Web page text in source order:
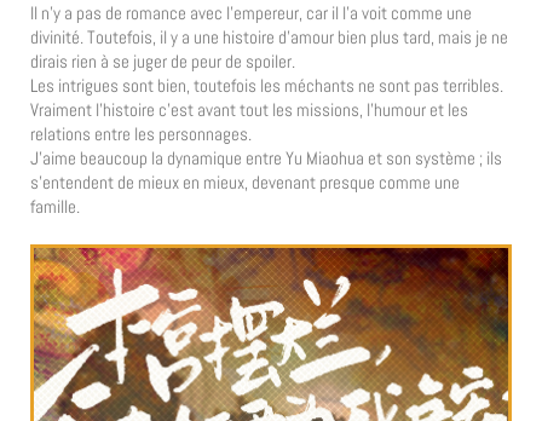
Il n’y a pas de romance avec l’empereur, car il l’a voit comme une
divinité. Toutefois, il y a une histoire d’amour bien plus tard, mais je ne
dirais rien à se juger de peur de spoiler.
Les intrigues sont bien, toutefois les méchants ne sont pas terribles.
Vraiment l’histoire c’est avant tout les missions, l’humour et les
relations entre les personnages.
J’aime beaucoup la dynamique entre Yu Miaohua et son système ; ils
s’entendent de mieux en mieux, devenant presque comme une
famille.